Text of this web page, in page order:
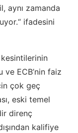
aynı zamanda
ifadesini
ECB’nin faiz
çok geç
eski temel
direnç
kalifiye